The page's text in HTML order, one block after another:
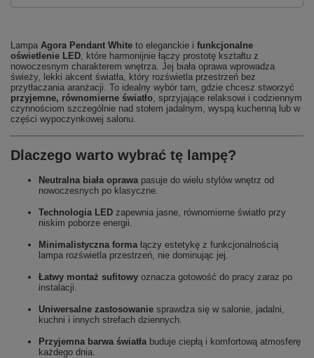
Lampa Agora Pendant White to eleganckie i funkcjonalne
oświetlenie LED, które harmonijnie łączy prostotę kształtu z
nowoczesnym charakterem wnętrza. Jej biała oprawa wprowadza
świeży, lekki akcent światła, który rozświetla przestrzeń bez
przytłaczania aranżacji. To idealny wybór tam, gdzie chcesz stworzyć
przyjemne, równomierne światło, sprzyjające relaksowi i codziennym
czynnościom szczególnie nad stołem jadalnym, wyspą kuchenną lub w
części wypoczynkowej salonu.
Dlaczego warto wybrać tę lampę?
Neutralna biała oprawapasuje do wielu stylów wnętrz od
nowoczesnych po klasyczne.
Technologia LED zapewnia jasne, równomierne światło przy
niskim poborze energii.
Minimalistyczna formałączy estetykę z funkcjonalnością
lampa rozświetla przestrzeń, nie dominując jej.
Łatwy montaż sufitowy oznacza gotowość do pracy zaraz po
instalacji.
Uniwersalne zastosowanie sprawdza się w salonie, jadalni,
kuchni i innych strefach dziennych.
Przyjemna barwa światłabuduje ciepłą i komfortową atmosferę
każdego dnia.